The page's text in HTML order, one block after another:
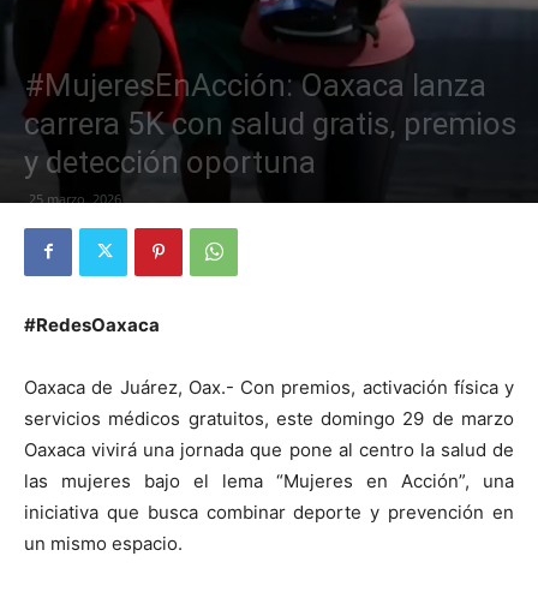
#MujeresEnAcción: Oaxaca lanza
carrera 5K con salud gratis, premios
y detección oportuna
25 marzo, 2026
#RedesOaxaca
Oaxaca de Juárez, Oax.- Con premios, activación física y
servicios médicos gratuitos, este domingo 29 de marzo
Oaxaca vivirá una jornada que pone al centro la salud de
las mujeres bajo el lema “Mujeres en Acción”, una
iniciativa que busca combinar deporte y prevención en
un mismo espacio.